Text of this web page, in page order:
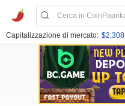
Capitalizzazione di mercato: